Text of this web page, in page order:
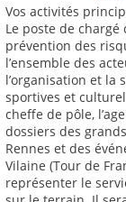
Vos activités
Le poste de
prévention des
l’ensemble des
l’organisation et la
sportives et
cheffe de pôle,
dossiers des
Rennes et des
Vilaine (Tour de
représenter le